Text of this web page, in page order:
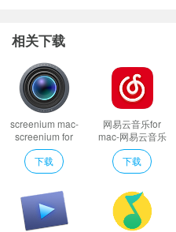
相关下载
screenium mac-
screenium for
mac下载 v3.3.1
下载
网易云音乐for
mac-网易云音乐
mac版下载
v2.3.11.900
下载